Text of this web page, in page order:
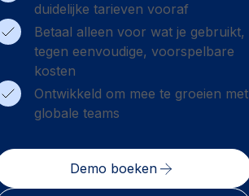
duidelijke tarieven vooraf
Betaal alleen voor wat je gebruikt,
tegen eenvoudige, voorspelbare
kosten
Ontwikkeld om mee te groeien met
globale teams
Demo boeken